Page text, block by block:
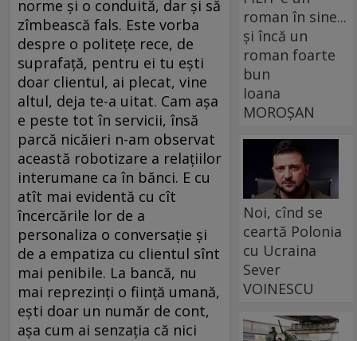
norme și o conduită, dar și să
zîmbească fals. Este vorba
despre o politețe rece, de
suprafață, pentru ei tu ești
doar clientul, ai plecat, vine
altul, deja te-a uitat. Cam așa
e peste tot în servicii, însă
parcă nicăieri n-am observat
această robotizare a relațiilor
interumane ca în bănci. E cu
atît mai evidentă cu cît
încercările lor de a
personaliza o conversație și
de a empatiza cu clientul sînt
mai penibile. La bancă, nu
mai reprezinți o ființă umană,
ești doar un număr de cont,
așa cum ai senzația că nici
roman în sine...
și încă un
roman foarte
bun
Ioana
MOROȘAN
Noi, cînd se
ceartă Polonia
cu Ucraina
Sever
VOINESCU